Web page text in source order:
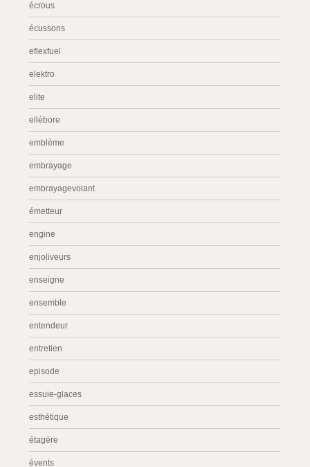
écrous
écussons
eflexfuel
elektro
elite
ellébore
emblème
embrayage
embrayagevolant
émetteur
engine
enjoliveurs
enseigne
ensemble
entendeur
entretien
episode
essuie-glaces
esthétique
étagère
évents